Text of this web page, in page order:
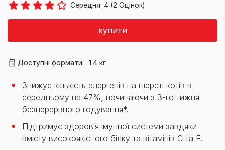
Середня: 4 (2 Оцінок)
купити
Доступні формати: 1.4 кг
Знижує кількість алергенів на шерсті котів в
середньому на 47%, починаючи з 3-го тижня
безперервного годування*.
Підтримує здоров‘я імунної системи завдяки
вмісту високоякісного білку та вітамінів С та Е.